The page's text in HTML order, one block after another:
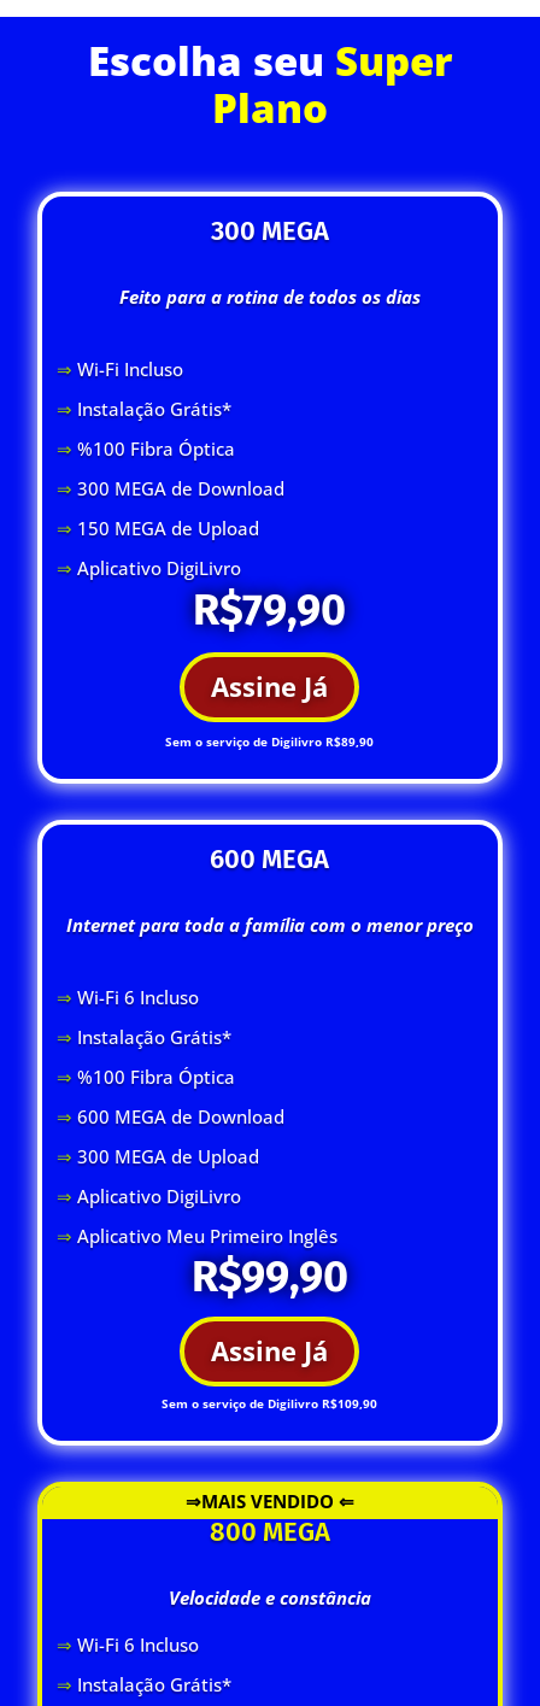
Escolha seu Super
Plano
300 MEGA
Feito para a rotina de todos os dias
⇒ Wi-Fi Incluso
⇒ Instalação Grátis*
⇒ %100 Fibra Óptica
⇒ 300 MEGA de Download
⇒ 150 MEGA de Upload
⇒Aplicativo DigiLivro
R$79,90
Assine Já
Sem o serviço de Digilivro R$89,90
600 MEGA
Internet para toda a família com o menor preço
⇒ Wi-Fi 6 Incluso
⇒ Instalação Grátis*
⇒ %100 Fibra Óptica
⇒ 600 MEGA de Download
⇒300 MEGA de Upload
⇒Aplicativo DigiLivro
⇒Aplicativo Meu Primeiro Inglês
R$99,90
Assine Já
Sem o serviço de Digilivro R$109,90
⇒MAIS VENDIDO ⇐
800 MEGA
Velocidade e constância
⇒ Wi-Fi 6 Incluso
⇒ Instalação Grátis*